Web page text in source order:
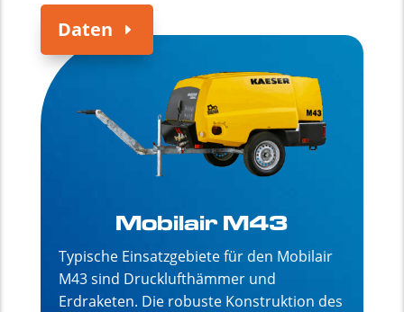
Mobilair M43
Typische Einsatzgebiete für den Mobilair
M43 sind Drucklufthämmer und
Erdraketen. Die robuste Konstruktion des
Daten